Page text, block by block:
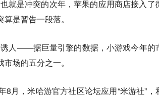
就是冲突的次年，苹果的应用商店接入了
是暂告一段落。
人——据巨量引擎的数据，小游戏今年的
场的五分之一。
8月，米哈游官方社区论坛应用“米游社”，